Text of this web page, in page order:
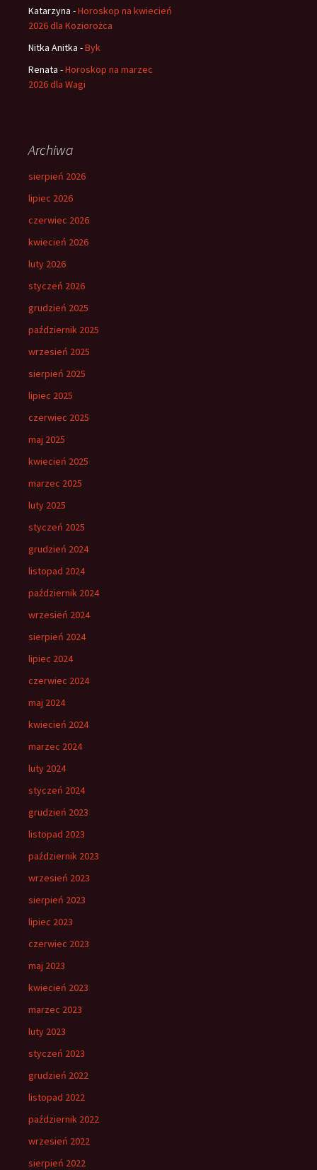
Katarzyna -Horoskop na kwiecień
2026 dla Koziorożca
Nitka Anitka -Byk
Renata -Horoskop na marzec
2026 dla Wagi
Archiwa
sierpień 2026
lipiec 2026
czerwiec 2026
kwiecień 2026
luty 2026
styczeń 2026
grudzień 2025
październik 2025
wrzesień 2025
sierpień 2025
lipiec 2025
czerwiec 2025
maj 2025
kwiecień 2025
marzec 2025
luty 2025
styczeń 2025
grudzień 2024
listopad 2024
październik 2024
wrzesień 2024
sierpień 2024
lipiec 2024
czerwiec 2024
maj 2024
kwiecień 2024
marzec 2024
luty 2024
styczeń 2024
grudzień 2023
listopad 2023
październik 2023
wrzesień 2023
sierpień 2023
lipiec 2023
czerwiec 2023
maj 2023
kwiecień 2023
marzec 2023
luty 2023
styczeń 2023
grudzień 2022
listopad 2022
październik 2022
wrzesień 2022
sierpień 2022